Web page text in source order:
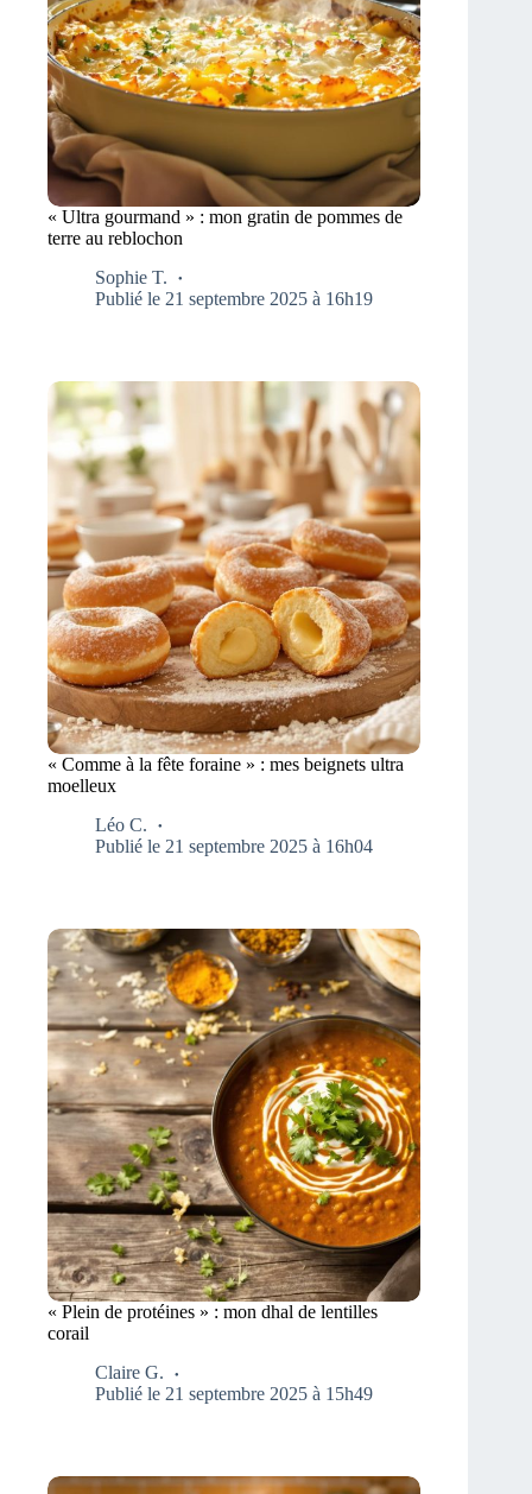
« Ultra gourmand » : mon gratin de pommes de
terre au reblochon
Sophie T.
Publié le 21 septembre 2025 à 16h19
« Comme à la fête foraine » : mes beignets ultra
moelleux
Léo C.
Publié le 21 septembre 2025 à 16h04
« Plein de protéines » : mon dhal de lentilles
corail
Claire G.
Publié le 21 septembre 2025 à 15h49